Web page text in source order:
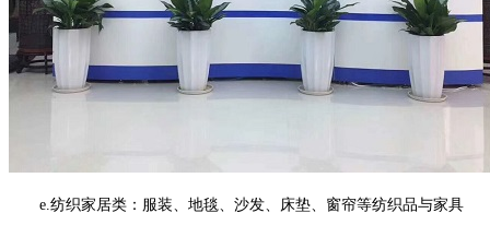
e.纺织家居类：服装、地毯、沙发、床垫、窗帘等纺织品与家具